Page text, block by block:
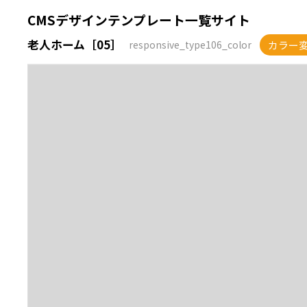
CMSデザインテンプレート一覧サイト
老人ホーム［05］ responsive_type106_color カラー